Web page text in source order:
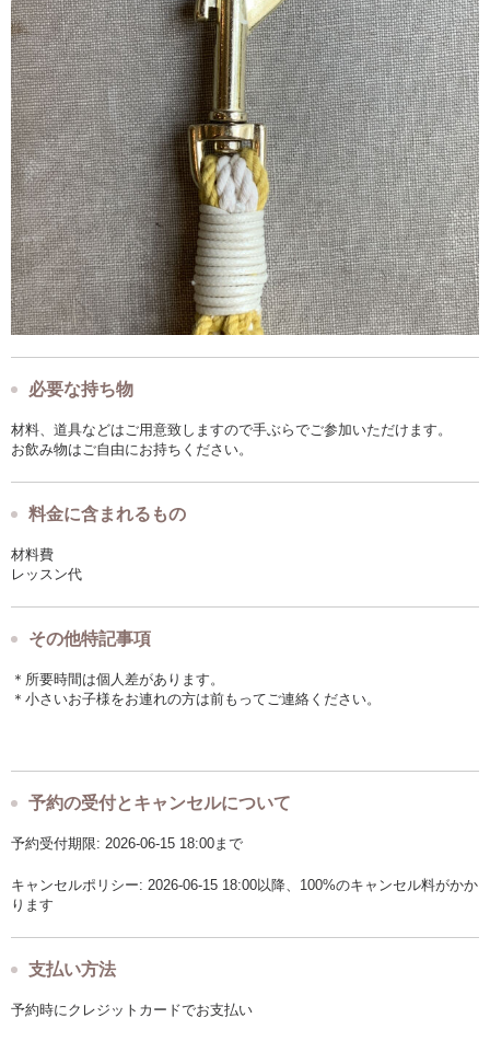
必要な持ち物
材料、道具などはご用意致しますので手ぶらでご参加いただけます。
お飲み物はご自由にお持ちください。
料金に含まれるもの
材料費
レッスン代
その他特記事項
＊所要時間は個人差があります。
＊小さいお子様をお連れの方は前もってご連絡ください。
予約の受付とキャンセルについて
予約受付期限: 2026-06-15 18:00まで
キャンセルポリシー: 2026-06-15 18:00以降、100%のキャンセル料がかか
ります
支払い方法
予約時にクレジットカードでお支払い